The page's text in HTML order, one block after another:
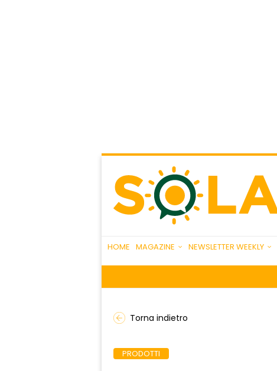
HOME MAGAZINE NEWSLETTER WEEKLY
Torna indietro
PRODOTTI